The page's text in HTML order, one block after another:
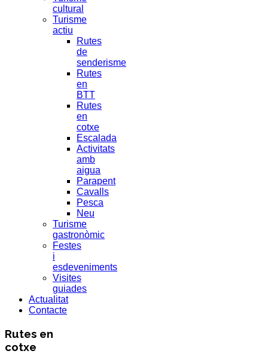
cultural
Turisme
actiu
Rutes
de
senderisme
Rutes
en
BTT
Rutes
en
cotxe
Escalada
Activitats
amb
aigua
Parapent
Cavalls
Pesca
Neu
Turisme
gastronòmic
Festes
i
esdeveniments
Visites
guiades
Actualitat
Contacte
Rutes en
cotxe